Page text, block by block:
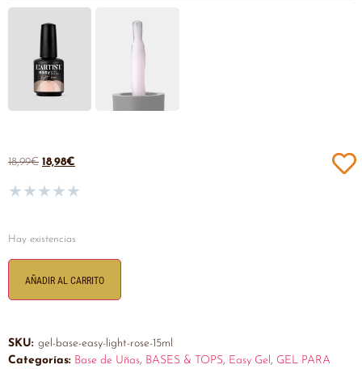
18,99€ 18,98€
★★★★★
Hay existencias
AÑADIR AL CARRITO
SKU: gel-base-easy-light-rose-15ml
Categorías: Base de Uñas, BASES & TOPS, Easy Gel , GEL PARA